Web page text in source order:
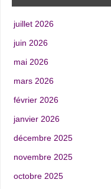
juillet 2026
juin 2026
mai 2026
mars 2026
février 2026
janvier 2026
décembre 2025
novembre 2025
octobre 2025